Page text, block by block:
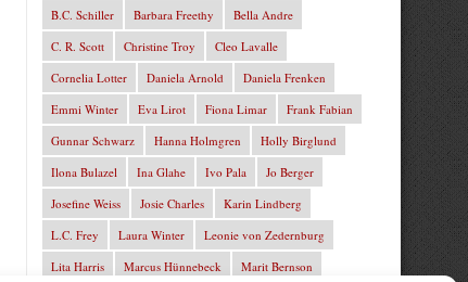
B.C. Schiller
Barbara Freethy
Bella Andre
C. R. Scott
Christine Troy
Cleo Lavalle
Cornelia Lotter
Daniela Arnold
Daniela Frenken
Emmi Winter
Eva Lirot Fiona Limar
Frank Fabian
Gunnar Schwarz
Hanna Holmgren
Holly Birglund
Ilona Bulazel
Ina Glahe Ivo Pala
Jo Berger
Josefine Weiss
Josie Charles
Karin Lindberg
L.C. Frey
Laura Winter
Leonie von Zedernburg
Lita Harris
Marcus Hünnebeck Marit Bernson